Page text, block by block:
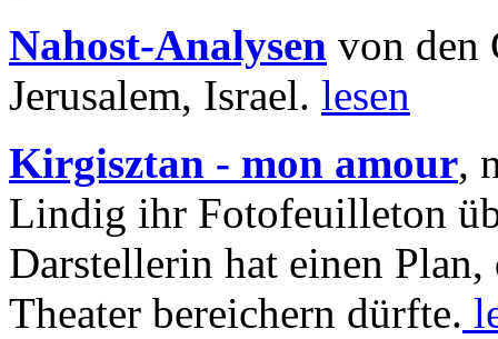
Nahost-Analysen von den
Jerusalem, Israel. lesen
Kirgisztan - mon amour,
Lindig ihr Fotofeuilleton
Darstellerin hat einen Plan,
Theater bereichern dürfte.